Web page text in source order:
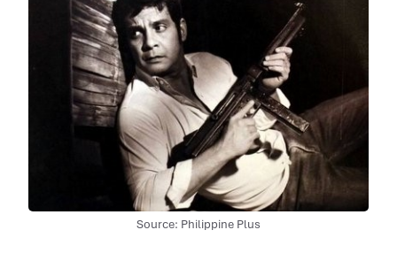
Source: Philippine Plus